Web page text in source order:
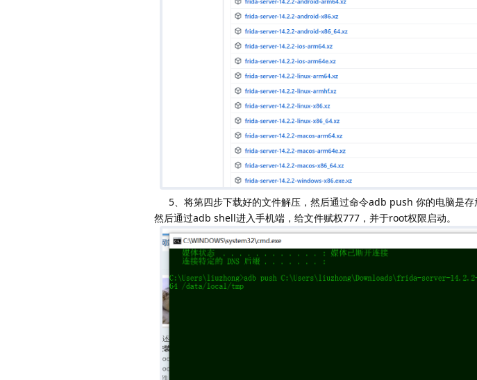
5、将第四步下载好的文件解压，然后通过命令adb push 你的电脑是
然后通过adb shell进入手机端，给文件赋权777，并于root权限启动。